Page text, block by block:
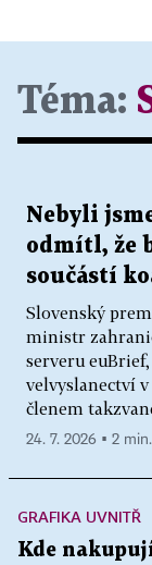
Téma:
Nebyli
odmítl, že
součástí
Slovenský
ministr
serveru
velvyslanectví
členem
24. 7. 2026 ▪ 2
GRAFIKA UVNITŘ
Kde